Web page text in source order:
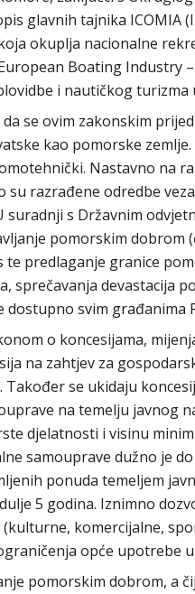
glavnih tajnika ICOMIA
okuplja nacionalne
Boating Industry
i nautičkog turizma
se ovim zakonskim
kao pomorske
Nastavno na
razrađene odredbe
s Državnim
pomorskim dobrom
predlaganje granice
sprečavanja devastacija
svim građanima
o koncesijama,
na zahtjev za
se ukidaju
na temelju javnog
djelatnosti i visinu
samouprave dužno je
ponuda temeljem
5 godina. Iznimno
komercijalne,
opće upotrebe
pomorskim dobrom, a